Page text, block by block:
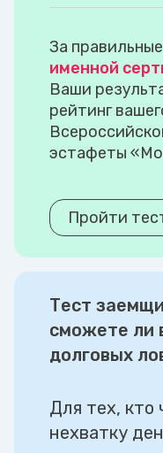
За
именной
Ваши
рейтинг
эстафеты
Пройти
Тест
сможете ли
долговых
Для тех, кто
нехватку